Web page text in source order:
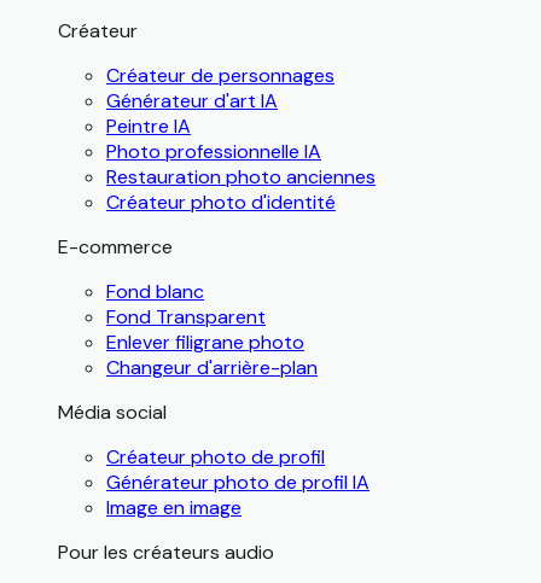
Créateur
Créateur de personnages
Générateur d'art IA
Peintre IA
Photo professionnelle IA
Restauration photo anciennes
Créateur photo d'identité
E-commerce
Fond blanc
Fond Transparent
Enlever filigrane photo
Changeur d'arrière-plan
Média social
Créateur photo de profil
Générateur photo de profil IA
Image en image
Pour les créateurs audio